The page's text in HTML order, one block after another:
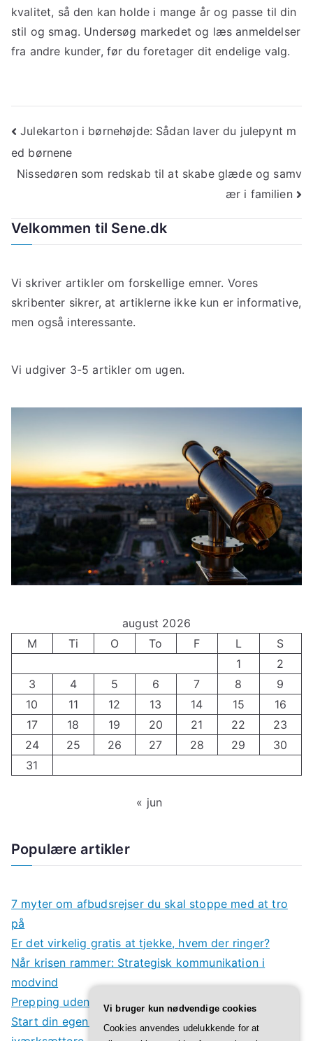
kvalitet, så den kan holde i mange år og passe til din
stil og smag. Undersøg markedet og læs anmeldelser
fra andre kunder, før du foretager dit endelige valg.
Indlægsnavigation
Julekarton i børnehøjde: Sådan laver du julepynt m
ed børnene
Nissedøren som redskab til at skabe glæde og samv
ær i familien
Velkommen til Sene.dk
Vi skriver artikler om forskellige emner. Vores
skribenter sikrer, at artiklerne ikke kun er informative,
men også interessante.
Vi udgiver 3-5 artikler om ugen.
august 2026
M
Ti O To F L
S
1
2
3
4 5 6 7 8
9
10
11 12 13 14 15
16
17
18 19 20 21 22
23
24
25 26 27 28 29
30
31
« jun
Populære artikler
7 myter om afbudsrejser du skal stoppe med at tro
på
Er det virkelig gratis at tjekke, hvem der ringer?
Når krisen rammer: Strategisk kommunikation i
modvind
Prepping uden panik: Spar penge og vær forberedt
Start din egen mikrogrønt-forretning: Tips til
Vi bruger kun nødvendige cookies
Cookies anvendes udelukkende for at